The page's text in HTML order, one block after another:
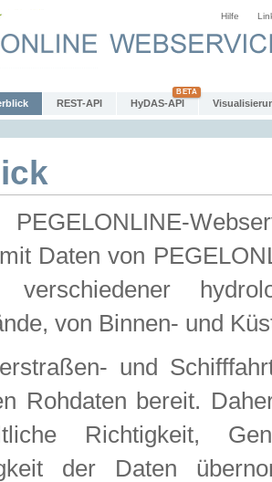
Hilfe
REST-API HyDAS-API
Daten von
verschiedener
von Binnen- und
und
Rohdaten bereit.
Richtigkeit,
der Daten